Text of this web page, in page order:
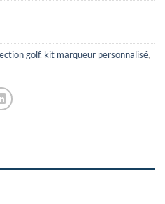
golf, kit marqueur personnalisé,